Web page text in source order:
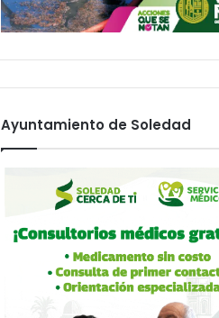
Ayuntamiento de Soledad